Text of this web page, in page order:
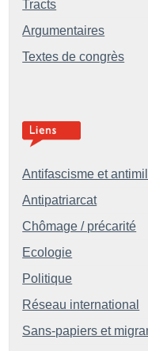
Tracts
Argumentaires
Textes de congrès
Antifascisme et
Antipatriarcat
Chômage / précarité
Ecologie
Politique
Réseau international
Sans-papiers et